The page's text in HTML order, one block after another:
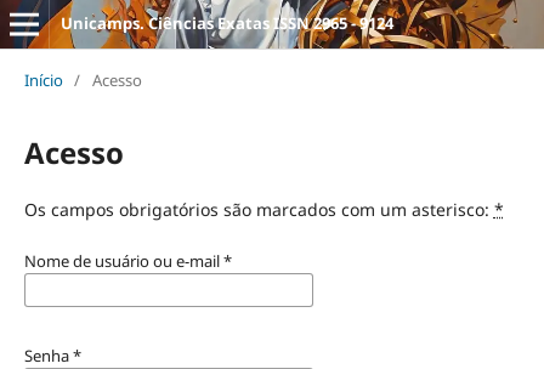
Unicamps. Ciências Exatas ISSN 2965 - 9124
Início / Acesso
Acesso
Os campos obrigatórios são marcados com um asterisco: *
Nome de usuário ou e-mail*
Senha*